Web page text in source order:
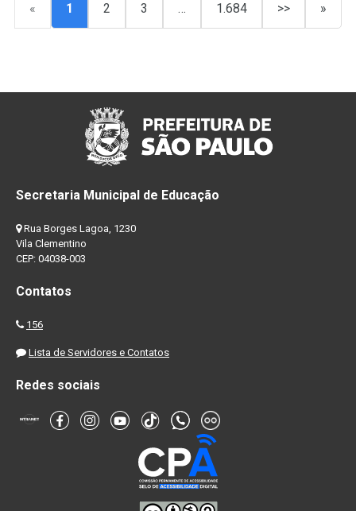
« 1 2 3 … 1.684 >> »
Secretaria Municipal de Educação
Rua Borges Lagoa, 1230
Vila Clementino
CEP: 04038-003
Contatos
156
Lista de Servidores e Contatos
Redes sociais